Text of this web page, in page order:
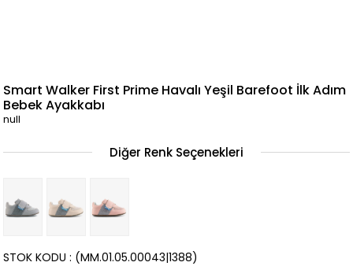
Smart Walker First Prime Havalı Yeşil Barefoot İlk Adım
Bebek Ayakkabı
null
Diğer Renk Seçenekleri
(MM.01.05.00043|1388)
STOK KODU